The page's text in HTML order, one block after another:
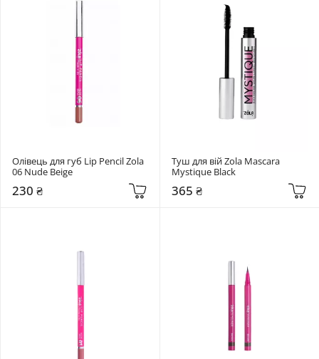
Олівець для губ Lip Pencil Zola
06 Nude Beige
230 ₴
Туш для вій Zola Mascara
Mystique Black
365 ₴